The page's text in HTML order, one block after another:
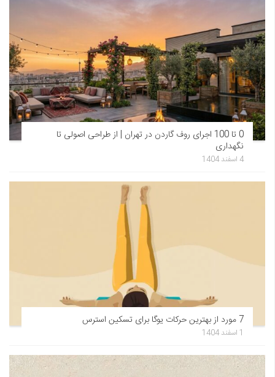
0 تا 100 اجرای روف گاردن در تهران | از طراحی اصولی تا
نگهداری
4 اسفند 1404
7 مورد از بهترین حرکات یوگا برای تسکین استرس
1 اسفند 1404